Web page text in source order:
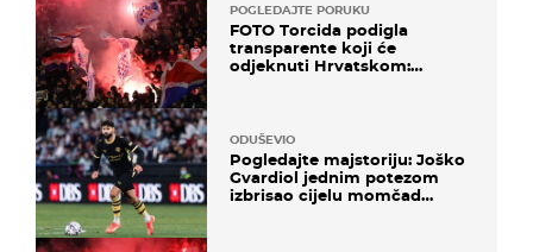
POGLEDAJTE PORUKU
FOTO Torcida podigla
transparente koji će
odjeknuti Hrvatskom:
ODUŠEVIO
Pogledajte majstoriju: Joško
Gvardiol jednim potezom
izbrisao cijelu momčad